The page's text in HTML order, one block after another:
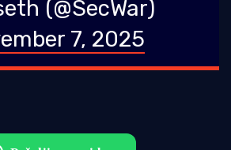
(@SecWar)
7, 2025